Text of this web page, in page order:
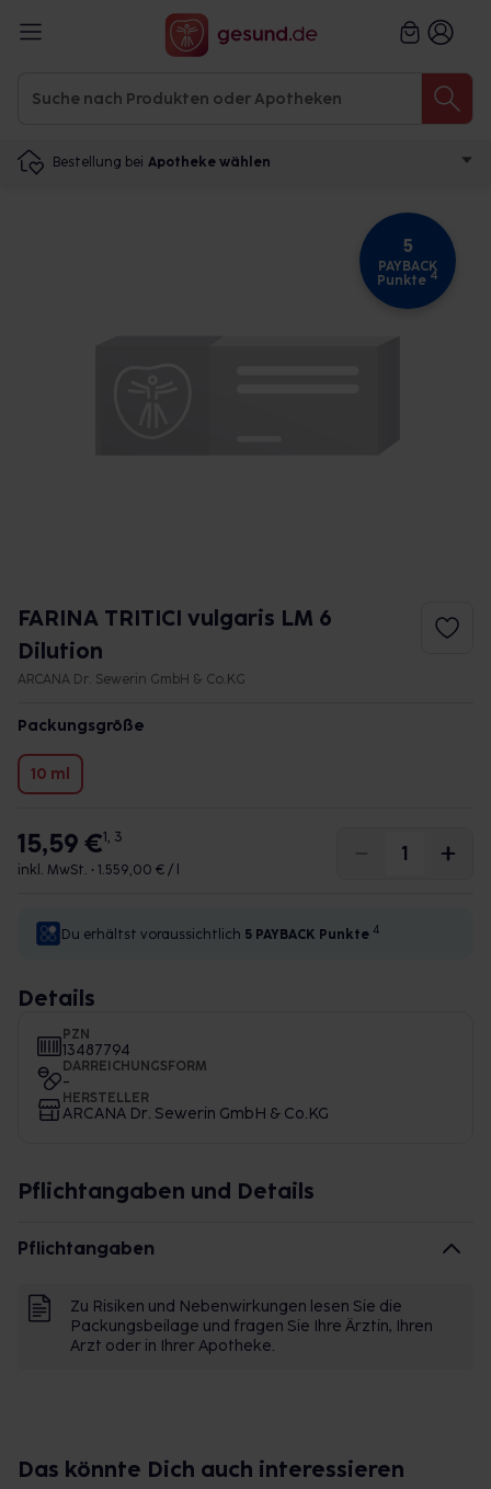
Bestellung bei Apotheke wählen
5
PAYBACK
Punkte 4
FARINA TRITICI vulgaris LM 6
Dilution
ARCANA Dr. Sewerin GmbH & Co.KG
Packungsgröße
10 ml
15,59 €1, 3
inkl. MwSt. • 1.559,00 € / l
Du erhältst voraussichtlich 5 PAYBACK Punkte 4
Details
PZN
13487794
DARREICHUNGSFORM
-
HERSTELLER
ARCANA Dr. Sewerin GmbH & Co.KG
Pflichtangaben und Details
Pflichtangaben
Zu Risiken und Nebenwirkungen lesen Sie die
Packungsbeilage und fragen Sie Ihre Ärztin, Ihren
Arzt oder in Ihrer Apotheke.
Das könnte Dich auch interessieren